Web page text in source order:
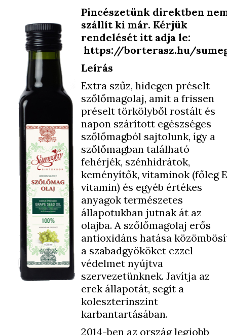
Pincészetünk direktben
szállít ki már. Kérjük
rendelését itt adja le:
https://borterasz.hu/
Leírás
Extra szűz, hidegen préselt
szőlőmagolaj, amit a frissen
préselt törkölyből rostált és
napon szárított egészséges
szőlőmagból sajtolunk, így a
szőlőmagban található
fehérjék, szénhidrátok,
keményítők, vitaminok (főleg
vitamin) és egyéb értékes
anyagok természetes
állapotukban jutnak át az
olajba. A szőlőmagolaj erős
antioxidáns hatása
a szabadgyököket ezzel
védelmet nyújtva
szervezetünknek. Javítja az
erek állapotát, segít a
koleszterinszint
karbantartásában.
2014-ben az ország legjobb